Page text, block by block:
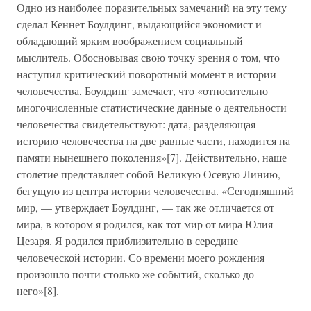
Одно из наиболее поразительных замечаний на эту тему
сделал Кеннет Боулдинг, выдающийся экономист и
обладающий ярким воображением социальный
мыслитель. Обосновывая свою точку зрения о том, что
наступил критический поворотный момент в истории
человечества, Боулдинг замечает, что «относительно
многочисленные статистические данные о деятельности
человечества свидетельствуют: дата, разделяющая
историю человечества на две равные части, находится на
памяти нынешнего поколения»[7]. Действительно, наше
столетие представляет собой Великую Осевую Линию,
бегущую из центра истории человечества. «Сегодняшний
мир, — утверждает Боулдинг, — так же отличается от
мира, в котором я родился, как тот мир от мира Юлия
Цезаря. Я родился приблизительно в середине
человеческой истории. Со времени моего рождения
произошло почти столько же событий, сколько до
него»[8].